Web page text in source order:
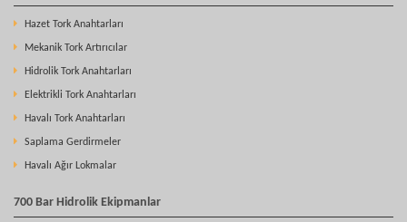
Hazet Tork Anahtarları
Mekanik Tork Artırıcılar
Hidrolik Tork Anahtarları
Elektrikli Tork Anahtarları
Havalı Tork Anahtarları
Saplama Gerdirmeler
Havalı Ağır Lokmalar
700 Bar Hidrolik Ekipmanlar